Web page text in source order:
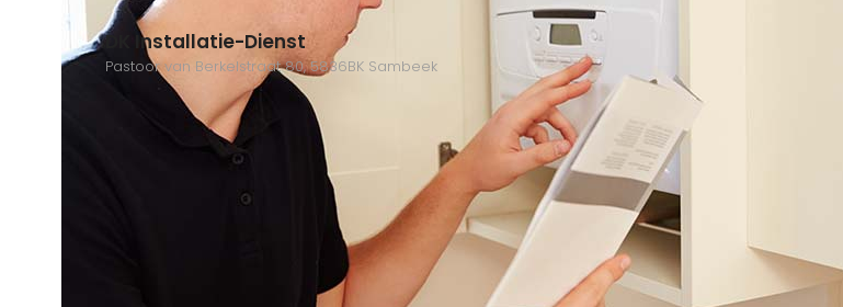
DK Installatie-Dienst
Pastoor van Berkelstraat 80, 5836BK Sambeek